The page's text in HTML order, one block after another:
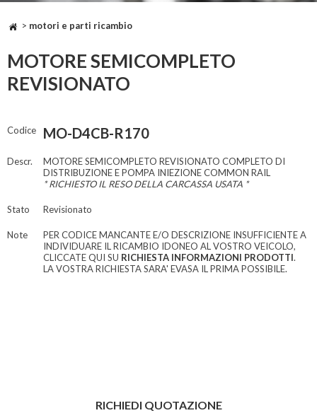
> motori e parti ricambio
MOTORE SEMICOMPLETO
REVISIONATO
Codice MO-D4CB-R170
Descr.
MOTORE SEMICOMPLETO REVISIONATO COMPLETO DI
DISTRIBUZIONE E POMPA INIEZIONE COMMON RAIL
* RICHIESTO IL RESO DELLA CARCASSA USATA *
Stato Revisionato
Note
PER CODICE MANCANTE E/O DESCRIZIONE INSUFFICIENTE A
INDIVIDUARE IL RICAMBIO IDONEO AL VOSTRO VEICOLO,
CLICCATE QUI SU RICHIESTA INFORMAZIONI PRODOTTI.
LA VOSTRA RICHIESTA SARA' EVASA IL PRIMA POSSIBILE.
RICHIEDI QUOTAZIONE